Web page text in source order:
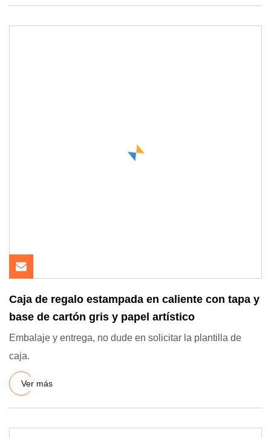
Caja de regalo estampada en caliente con tapa y
base de cartón gris y papel artístico
Embalaje y entrega, no dude en solicitar la plantilla de
caja.
Ver más